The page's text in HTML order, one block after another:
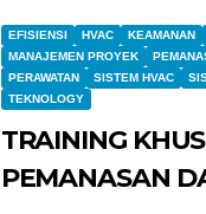
EFISIENSI HVAC KEAMANAN
MANAJEMEN PROYEK
PERAWATAN
SISTEM HVAC
TEKNOLOGY
TRAINING
PEMANASAN